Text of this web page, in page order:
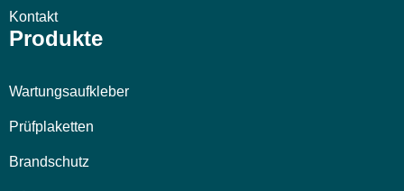
Kontakt
Produkte
Wartungsaufkleber
Prüfplaketten
Brandschutz